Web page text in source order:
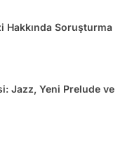
Hakkında Soruşturma
Jazz, Yeni Prelude ve